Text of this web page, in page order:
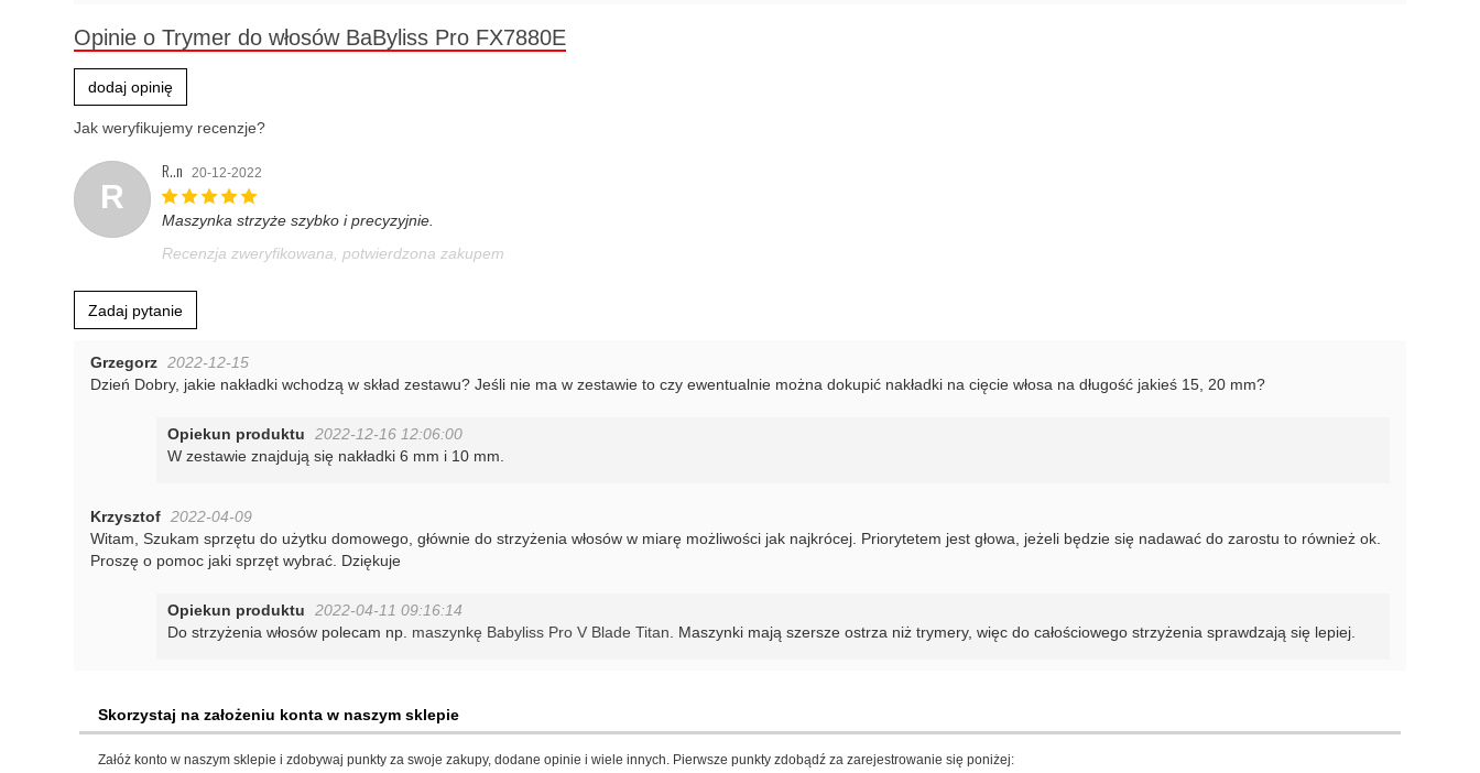
Opinie o Trymer do włosów BaByliss Pro FX7880E
dodaj opinię
Jak weryfikujemy recenzje?
R
R..n 20-12-2022
Maszynka strzyże szybko i precyzyjnie.
Recenzja zweryfikowana, potwierdzona zakupem
Zadaj pytanie
Grzegorz 2022-12-15
Dzień Dobry, jakie nakładki wchodzą w skład zestawu? Jeśli nie ma w zestawie to czy ewentualnie można dokupić nakładki na cięcie włosa na długość jakieś 15, 20 mm?
Opiekun produktu
2022-12-16 12:06:00
W zestawie znajdują się nakładki 6 mm i 10 mm.
Krzysztof 2022-04-09
Witam, Szukam sprzętu do użytku domowego, głównie do strzyżenia włosów w miarę możliwości jak najkrócej. Priorytetem jest głowa, jeżeli będzie się nadawać do zarostu to również ok.
Proszę o pomoc jaki sprzęt wybrać. Dziękuje
Opiekun produktu
2022-04-11 09:16:14
Do strzyżenia włosów polecam np. maszynkę Babyliss Pro V Blade Titan . Maszynki mają szersze ostrza niż trymery, więc do całościowego strzyżenia sprawdzają się lepiej.
Skorzystaj na założeniu konta w naszym sklepie
Załóż konto w naszym sklepie i zdobywaj punkty za swoje zakupy, dodane opinie i wiele innych. Pierwsze punkty zdobądź za zarejestrowanie się poniżej: